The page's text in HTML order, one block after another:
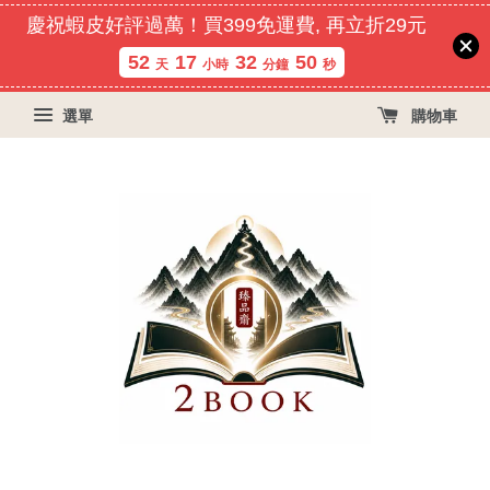
慶祝蝦皮好評過萬！買399免運費, 再立折29元
52 天 17 小時 32 分鐘 50 秒
選單 購物車